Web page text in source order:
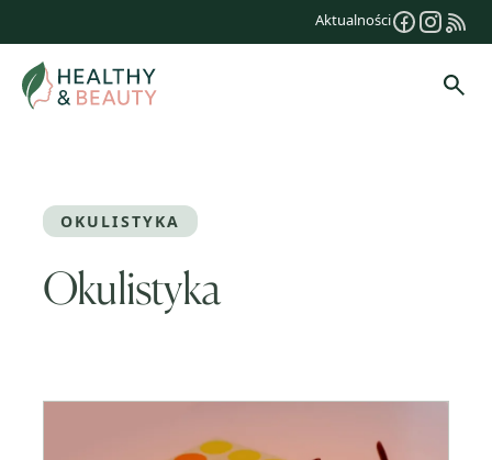
treści
Aktualności
OKULISTYKA
Okulistyka